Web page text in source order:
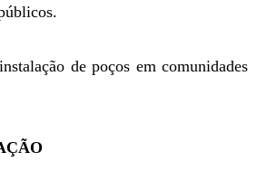
de poços em comunidades